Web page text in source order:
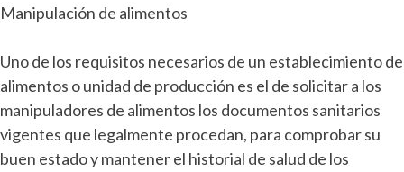
Manipulación de alimentos
Uno de los requisitos necesarios de un establecimiento de
alimentos o unidad de producción es el de solicitar a los
manipuladores de alimentos los documentos sanitarios
vigentes que legalmente procedan, para comprobar su
buen estado y mantener el historial de salud de los